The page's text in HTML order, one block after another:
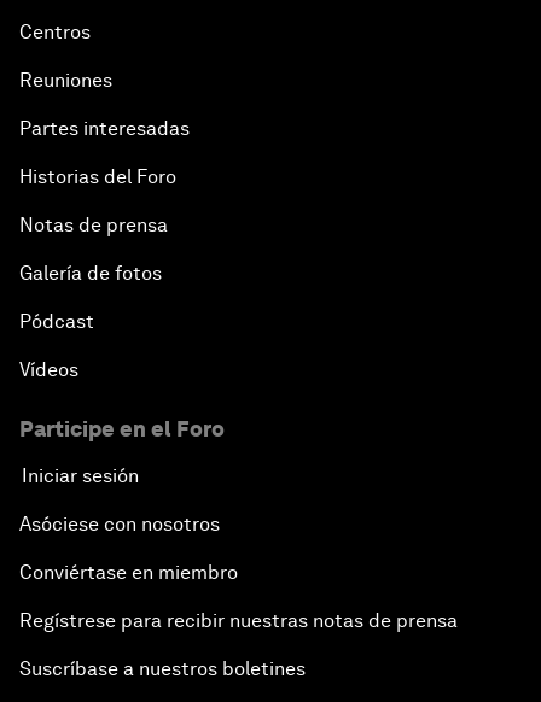
Centros
Reuniones
Partes interesadas
Historias del Foro
Notas de prensa
Galería de fotos
Pódcast
Vídeos
Participe en el Foro
Iniciar sesión
Asóciese con nosotros
Conviértase en miembro
Regístrese para recibir nuestras notas de prensa
Suscríbase a nuestros boletines